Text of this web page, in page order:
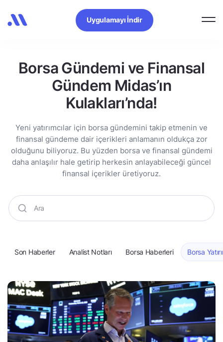
Uygulamayı İndir
Borsa Gündemi ve Finansal
Gündem Midas’ın
Kulakları’nda!
Yeni yatırımcılar için borsa gündemini takip etmenin ve
finansal gündeme dair içerikleri anlamanın oldukça zor
olduğunu biliyoruz. Bu yüzden borsa ve finansal gündemi
daha anlaşılır hale getirip herkesin anlayabileceği güncel
finansal içerikler üretiyoruz.
Son Haberler Analist Notları Borsa Haberleri Borsa